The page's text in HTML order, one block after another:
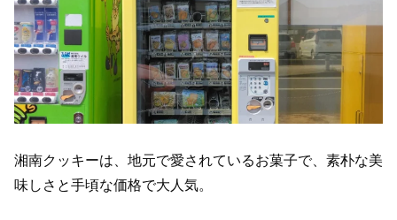
湘南クッキーは、地元で愛されているお菓子で、素朴な美
味しさと手頃な価格で大人気。